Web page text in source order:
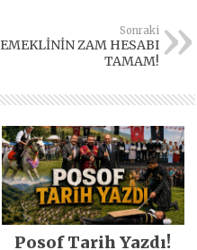
Sonraki
EMEKLİNİN ZAM HESABI
TAMAM!
Posof Tarih Yazdı!